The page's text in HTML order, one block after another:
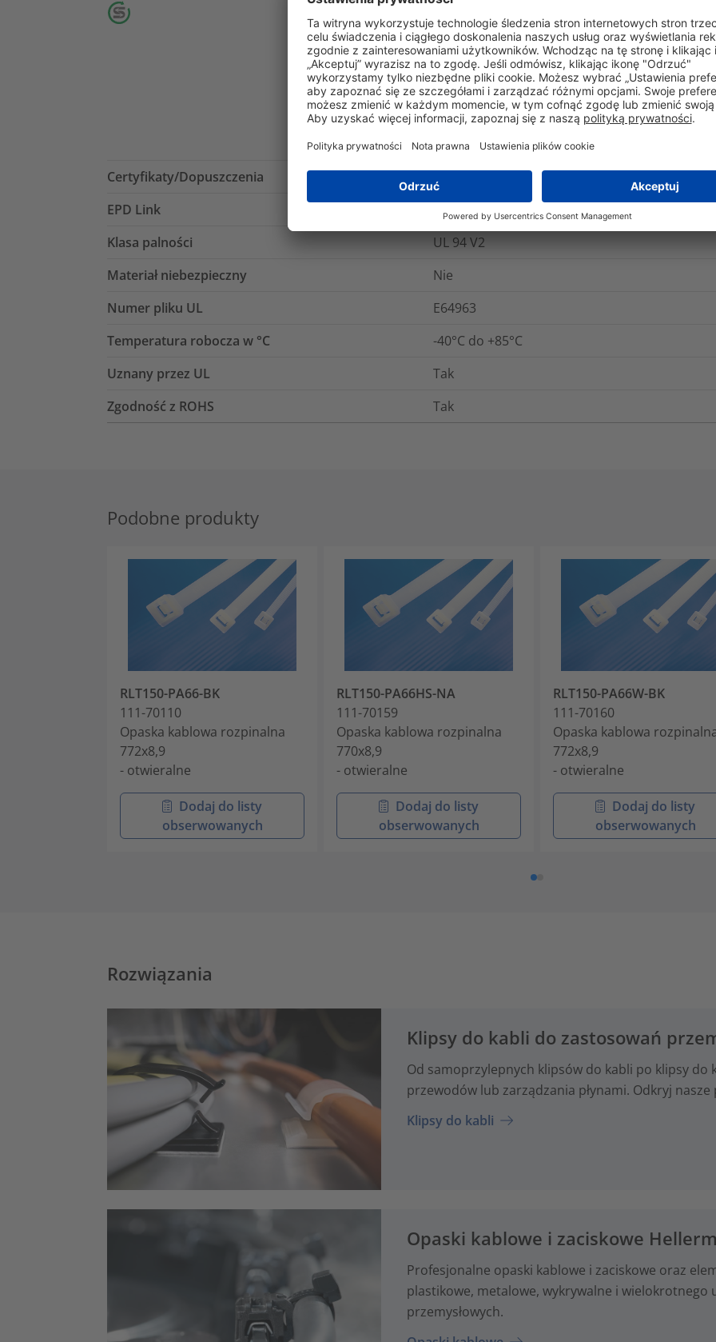
Produkty z kategorii Source są wytwarzane z
recyklingu odpadów lub ze środowisk
roślinnych lub wykorzystujących materiały o
HellermannTyton oferuje również
konstrukcji zmniejszają ilość odpadów i
Zrównoważone projektowanie koncentruje
świadomie zmniejszają ilość odpadów,
wykorzystanie lub recykling.
Certyfikaty/Dopuszczenia
ANSI/UL 1565, ANSI/UL 62275, ANSI/UL 746B,
EPD Link
Link
Klasa palności
UL 94 V2
Materiał niebezpieczny
Nie
Numer pliku UL
E64963
Temperatura robocza w °C
-40°C do +85°C
Uznany przez UL
Tak
Zgodność z ROHS
Tak
Podobne produkty
RLT150-PA66-BK
111-70110
Opaska kablowa rozpinalna
772x8,9
- otwieralne
Dodaj do listy
obserwowanych
RLT150-PA66HS-NA
111-70159
Opaska kablowa rozpinalna
770x8,9
- otwieralne
Dodaj do listy
obserwowanych
RLT150-PA66W-BK
111-70160
Opaska kablowa
772x8,9
- otwieralne
Dodaj do listy
obserwowanych
Rozwiązania
Klipsy do kabli do zastosowań
Od samoprzylepnych klipsów do kabli po klipsy do
przewodów lub zarządzania płynami. Odkryj
Klipsy do kabli
Opaski kablowe i zaciskowe
Profesjonalne opaski kablowe i zaciskowe oraz
plastikowe, metalowe, wykrywalne i
przemysłowych.